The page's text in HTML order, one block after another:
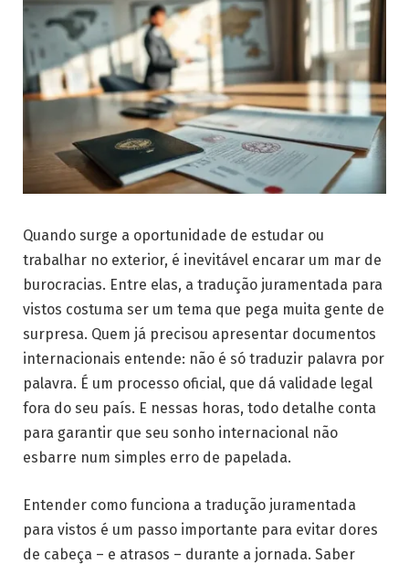
Quando surge a oportunidade de estudar ou
trabalhar no exterior, é inevitável encarar um mar de
burocracias. Entre elas, a tradução juramentada para
vistos costuma ser um tema que pega muita gente de
surpresa. Quem já precisou apresentar documentos
internacionais entende: não é só traduzir palavra por
palavra. É um processo oficial, que dá validade legal
fora do seu país. E nessas horas, todo detalhe conta
para garantir que seu sonho internacional não
esbarre num simples erro de papelada.
Entender como funciona a tradução juramentada
para vistos é um passo importante para evitar dores
de cabeça – e atrasos – durante a jornada. Saber